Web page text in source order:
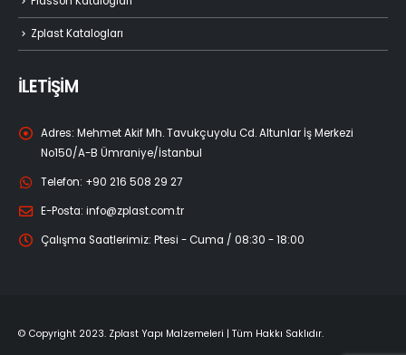
Zplast Katalogları
İLETİŞİM
Adres: Mehmet Akif Mh. Tavukçuyolu Cd. Altunlar İş Merkezi
No150/A-B Ümraniye/İstanbul
Telefon: +90 216 508 29 27
E-Posta: info@zplast.com.tr
Çalışma Saatlerimiz: Ptesi - Cuma / 08:30 - 18:00
© Copyright 2023. Zplast Yapı Malzemeleri | Tüm Hakkı Saklıdır.